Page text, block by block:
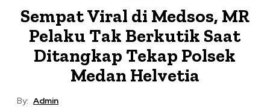
Sempat Viral di Medsos, MR
Pelaku Tak Berkutik Saat
Ditangkap Tekap Polsek
Medan Helvetia
By: Admin